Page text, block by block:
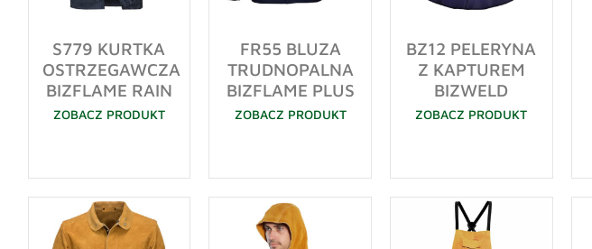
S779 KURTKA
OSTRZEGAWCZA
BIZFLAME RAIN
ZOBACZ PRODUKT
FR55 BLUZA
TRUDNOPALNA
BIZFLAME PLUS
ZOBACZ PRODUKT
BZ12 PELERYNA
Z KAPTUREM
BIZWELD
ZOBACZ PRODUKT